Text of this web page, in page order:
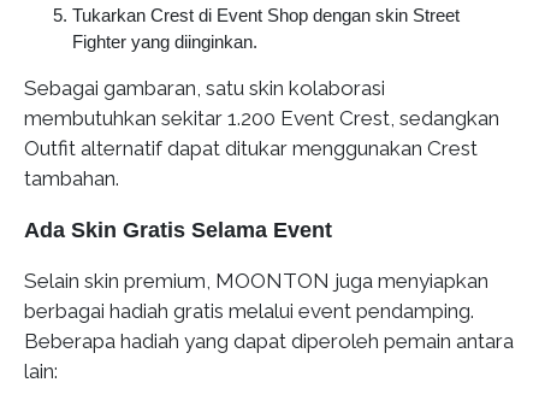
Tukarkan Crest di Event Shop dengan skin Street
Fighter yang diinginkan.
Sebagai gambaran, satu skin kolaborasi
membutuhkan sekitar 1.200 Event Crest, sedangkan
Outfit alternatif dapat ditukar menggunakan Crest
tambahan.
Ada Skin Gratis Selama Event
Selain skin premium, MOONTON juga menyiapkan
berbagai hadiah gratis melalui event pendamping.
Beberapa hadiah yang dapat diperoleh pemain antara
lain: